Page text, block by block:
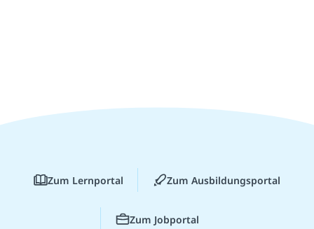
Zum Lernportal Zum Ausbildungsportal
Zum Jobportal